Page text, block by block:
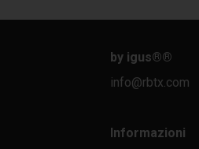
by igus®®
info@rbtx.com
Informazioni